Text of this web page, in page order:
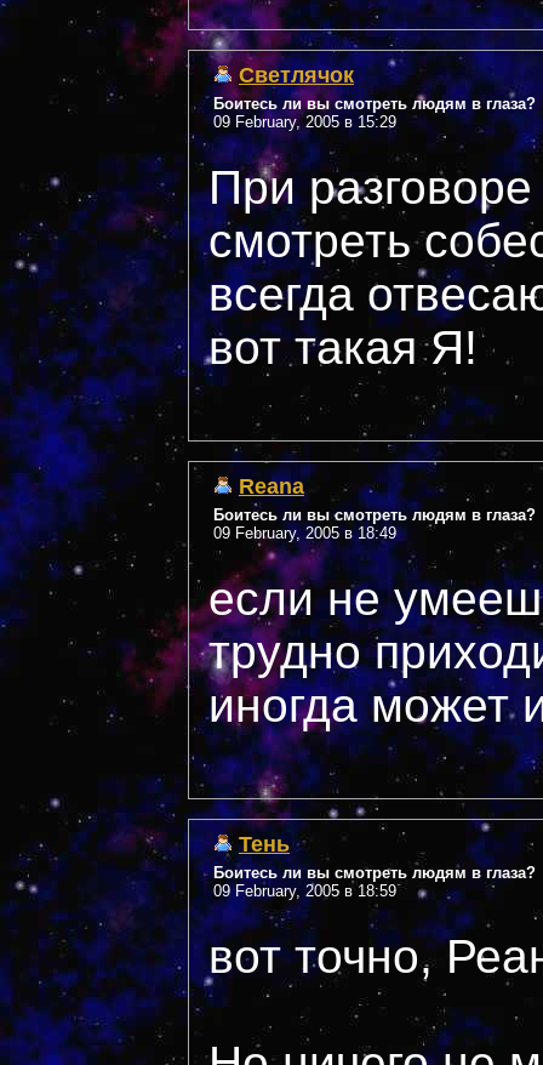
Светлячок
Боитесь ли вы смотреть людям в глаза?
09 February, 2005 в 15:29
При
смотреть
всегда
вот такая Я!
Reana
Боитесь ли вы смотреть людям в глаза?
09 February, 2005 в 18:49
если не
трудно
иногда может
Тень
Боитесь ли вы смотреть людям в глаза?
09 February, 2005 в 18:59
вот точно,